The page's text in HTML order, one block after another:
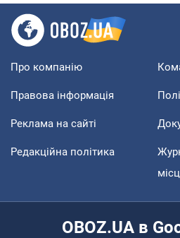
Про компанію
Правова інформація
Реклама на сайті
Редакційна політика
OBOZ.UA в